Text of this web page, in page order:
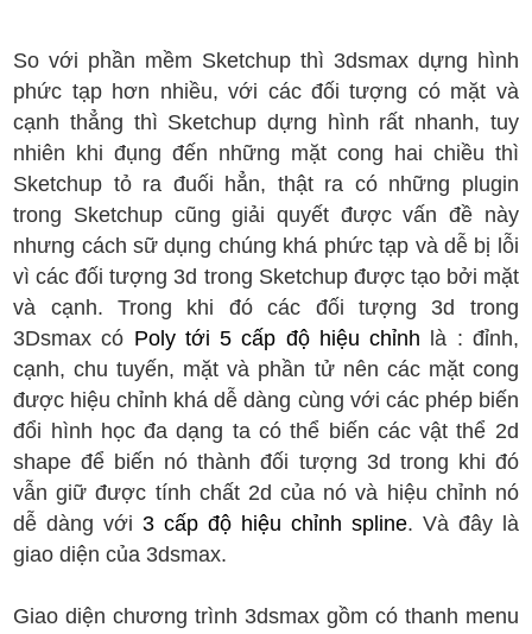
So với phần mềm Sketchup thì 3dsmax dựng hình
phức tạp hơn nhiều, với các đối tượng có mặt và
cạnh thẳng thì Sketchup dựng hình rất nhanh, tuy
nhiên khi đụng đến những mặt cong hai chiều thì
Sketchup tỏ ra đuối hẳn, thật ra có những plugin
trong Sketchup cũng giải quyết được vấn đề này
nhưng cách sữ dụng chúng khá phức tạp và dễ bị lỗi
vì các đối tượng 3d trong Sketchup được tạo bởi mặt
và cạnh. Trong khi đó các đối tượng 3d trong
3Dsmax có Poly tới 5 cấp độ hiệu chỉnh là : đỉnh,
cạnh, chu tuyến, mặt và phần tử nên các mặt cong
được hiệu chỉnh khá dễ dàng cùng với các phép biến
đổi hình học đa dạng ta có thể biến các vật thể 2d
shape để biến nó thành đối tượng 3d trong khi đó
vẫn giữ được tính chất 2d của nó và hiệu chỉnh nó
dễ dàng với3 cấp độ hiệu chỉnh spline. Và đây là
giao diện của 3dsmax.
Giao diện chương trình 3dsmax gồm có thanh menu